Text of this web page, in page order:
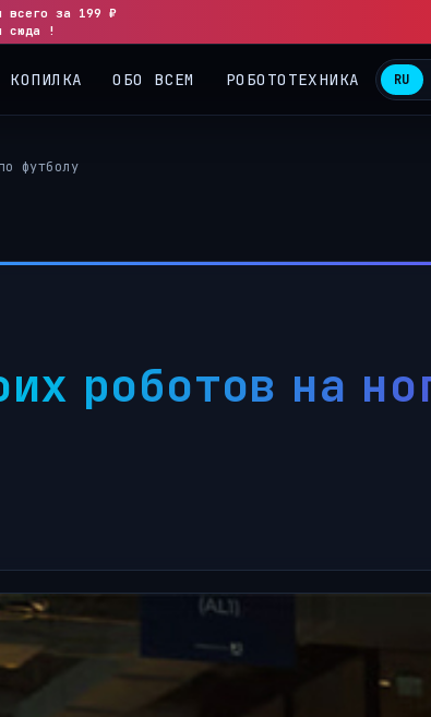
всего за 199 ₽
сюда !
RU
футболу
роботов на